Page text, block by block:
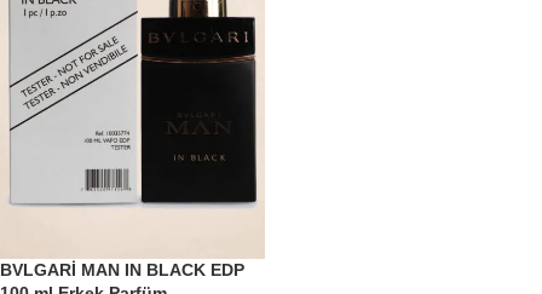
BVLGARİ MAN IN BLACK EDP